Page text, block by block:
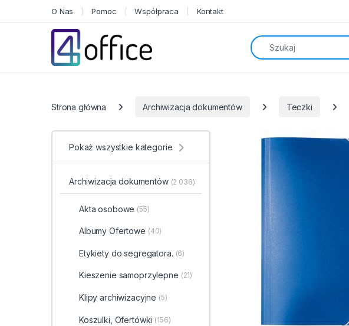
O Nas Pomoc Współpraca Kontakt
Search for:
Strona główna Archiwizacja dokumentów Teczki
Pokaż wszystkie kategorie
Archiwizacja dokumentów (2 038)
Akta osobowe (55)
Albumy Ofertowe (40)
Etykiety do segregatora. (6)
Kieszenie samoprzylepne (21)
Klipy archiwizacyjne (5)
Koszulki, Ofertówki (156)